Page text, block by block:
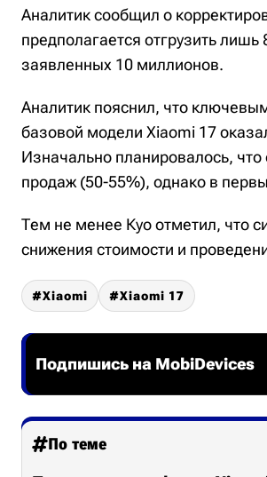
Аналитик сообщил о
предполагается отгрузить
заявленных 10 миллионов.
Аналитик пояснил, что
базовой модели Xiaomi 17
Изначально планировалось,
продаж (50-55%), однако в
Тем не менее Куо отметил, что
снижения стоимости и
Xiaomi Xiaomi 17
Подпишись на MobiDevices
По теме